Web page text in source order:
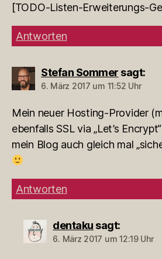
[TODO-Listen-Erweiterungs-
Antworten
Stefan Sommer sagt:
6. März 2017 um 11:52 Uhr
Mein neuer Hosting-Provider
ebenfalls SSL via „Let’s
mein Blog auch gleich mal
Antworten
dentaku sagt:
6. März 2017 um 12:19 Uhr